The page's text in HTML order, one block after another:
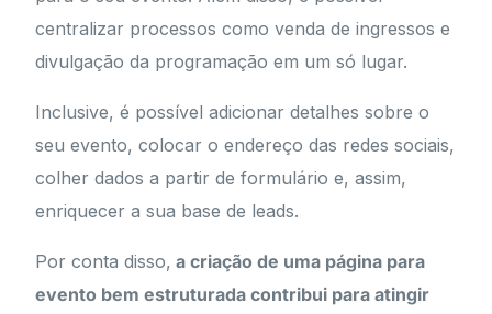
centralizar processos como venda de ingressos e
divulgação da programação em um só lugar.
Inclusive, é possível adicionar detalhes sobre o
seu evento, colocar o endereço das redes sociais,
colher dados a partir de formulário e, assim,
enriquecer a sua base de leads.
Por conta disso, a criação de uma página para
evento bem estruturada contribui para atingir